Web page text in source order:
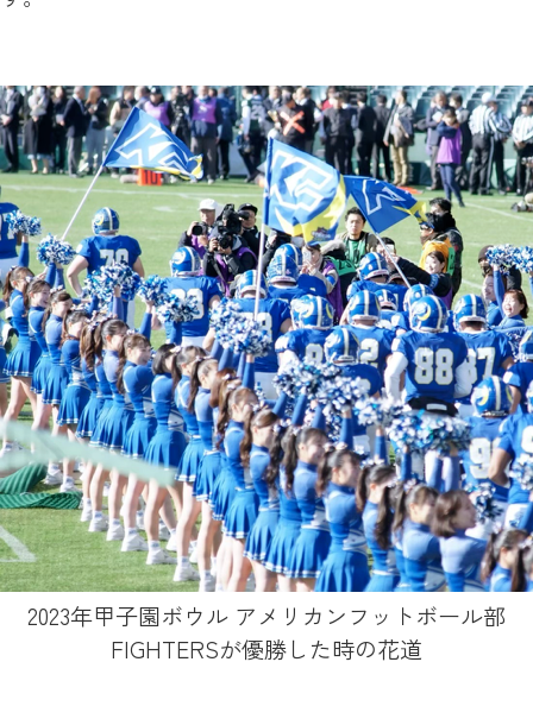
2023年甲子園ボウル アメリカンフットボール部
FIGHTERSが優勝した時の花道